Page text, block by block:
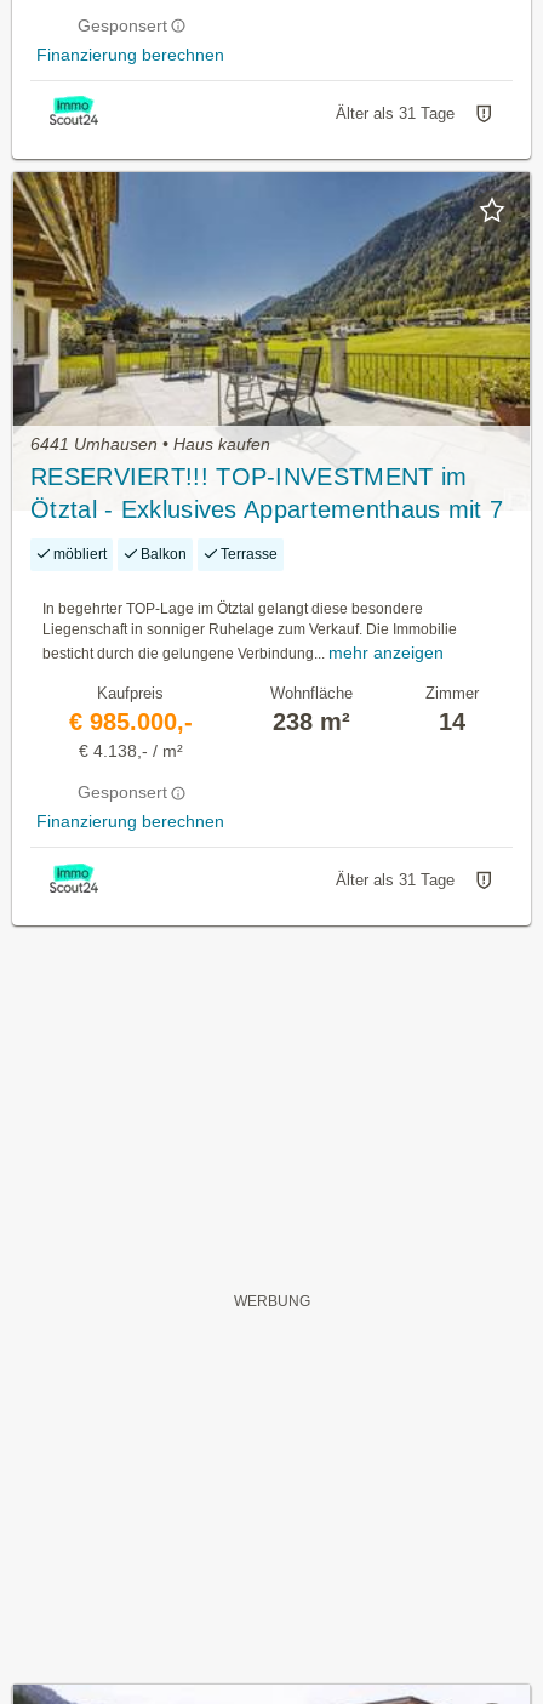
Gesponsert
Finanzierung berechnen
Älter als 31 Tage
6441 Umhausen • Haus kaufen
RESERVIERT!!! TOP-INVESTMENT im
Ötztal - Exklusives Appartementhaus mit 7
Wohneinheiten in traumhafter Lage
möbliert Balkon Terrasse
In begehrter TOP-Lage im Ötztal gelangt diese besondere
Liegenschaft in sonniger Ruhelage zum Verkauf. Die Immobilie
besticht durch die gelungene Verbindung... mehr anzeigen
Kaufpreis
€ 985.000,-
€ 4.138,- / m²
Gesponsert
Finanzierung berechnen
Wohnfläche
238 m²
Zimmer
14
Älter als 31 Tage